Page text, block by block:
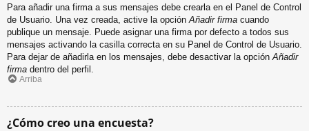
Para añadir una firma a sus mensajes debe crearla en el Panel de Control
de Usuario. Una vez creada, active la opciónAñadir firma cuando
publique un mensaje. Puede asignar una firma por defecto a todos sus
mensajes activando la casilla correcta en su Panel de Control de Usuario.
Para dejar de añadirla en los mensajes, debe desactivar la opciónAñadir
firma dentro del perfil.
Arriba
¿Cómo creo una encuesta?